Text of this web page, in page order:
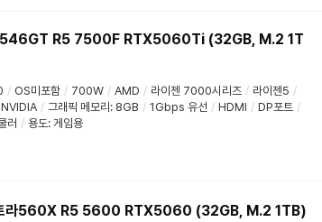
7546GT R5 7500F RTX5060Ti (32GB, M.2 1T
/ OS미포함 / 700W / AMD / 라이젠 7000시리즈 / 라이젠5 /
NVIDIA / 그래픽 메모리 : 8GB / 1Gbps 유선 / HDMI / DP포트 /
러 / 용도: 게임용
트라560X R5 5600 RTX5060 (32GB, M.2 1TB)